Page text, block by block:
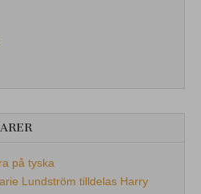
på tyska
Lundström tilldelas Harry